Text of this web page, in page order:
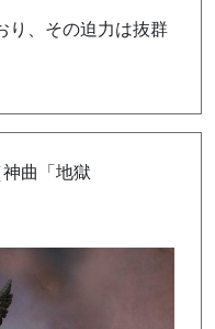
り、その迫力は抜群
曲「地獄